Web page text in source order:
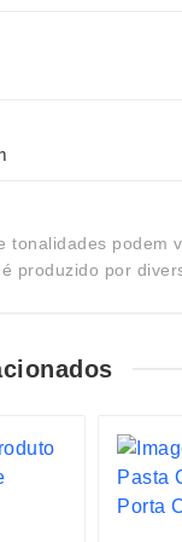
tonalidades podem
produzido por